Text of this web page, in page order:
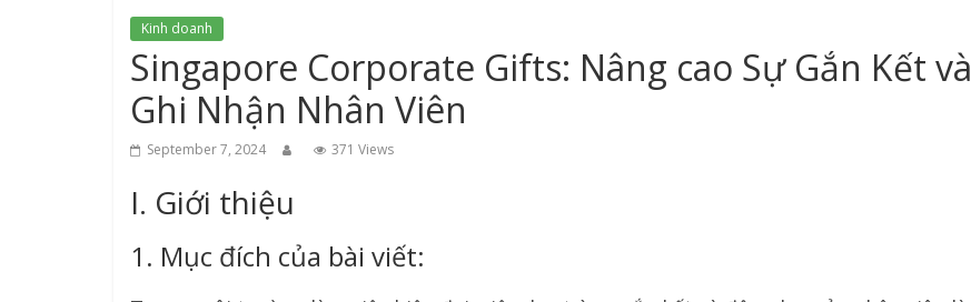
Kinh doanh
Singapore Corporate Gifts: Nâng cao Sự Gắn Kết và
Ghi Nhận Nhân Viên
September 7, 2024 371 Views
I. Giới thiệu
1. Mục đích của bài viết: